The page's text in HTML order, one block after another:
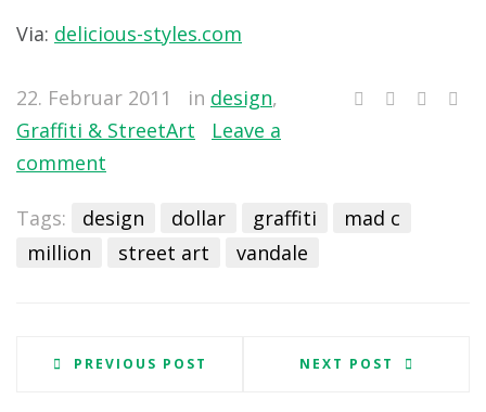
Via: delicious-styles.com
22. Februar 2011 in design,
Graffiti & StreetArt
Leave a
comment
Tags: design dollar graffiti
mad c
million
street art vandale
PREVIOUS POST NEXT POST